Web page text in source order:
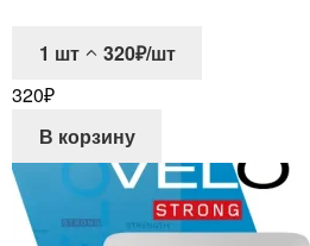
1 шт
320₽/шт
320₽
В корзину